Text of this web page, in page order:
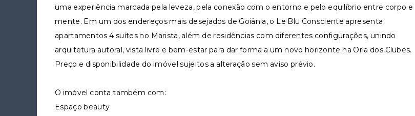
uma experiência marcada pela leveza, pela conexão com o entorno e pelo equilíbrio entre corpo e
mente. Em um dos endereços mais desejados de Goiânia, o Le Blu Consciente apresenta
apartamentos 4 suítes no Marista, além de residências com diferentes configurações, unindo
arquitetura autoral, vista livre e bem-estar para dar forma a um novo horizonte na Orla dos Clubes.
Preço e disponibilidade do imóvel sujeitos a alteração sem aviso prévio.
O imóvel conta também com:
Espaço beauty